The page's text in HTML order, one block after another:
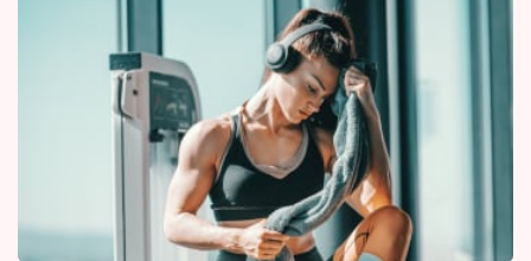
Horoskopy
Sledujte prima+
Filmový festival Karlovy Vary